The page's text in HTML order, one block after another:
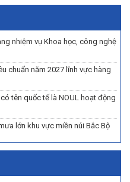
nhiệm vụ Khoa học, công nghệ
chuẩn năm 2027 lĩnh vực hàng
tên quốc tế là NOUL hoạt động
lớn khu vực miền núi Bắc Bộ